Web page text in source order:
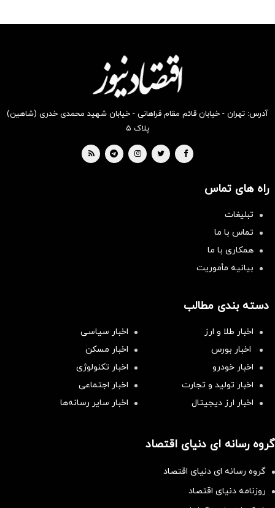
بخر !
بخر !
آدرس: تهران - خیابان قائم مقام فراهانی - خیابان شهید محمدی خدری (شاهین)
پلاک ۵
راه های تماس
تبلیغات
تماس با ما
همکاری با ما
بیانیه مأموریت
دسته بندی مطالب
اخبار طلا و ارز
اخبار سیاسی
اخبار بورس
اخبار مسکن
اخبار خودرو
اخبار تکنولوژی
اخبار تولید و تجارت
اخبار اجتماعی
اخبار ارز دیجیتال
اخبار سایر رسانه‌‌ها
گروه رسانه ای دنیای اقتصاد
گروه رسانه ای دنیای اقتصاد
روزنامه دنیای اقتصاد